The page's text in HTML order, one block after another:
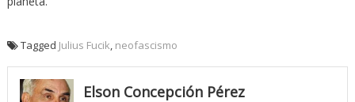
Tagged Julius Fucik neofascismo
Elson Concepción Pérez